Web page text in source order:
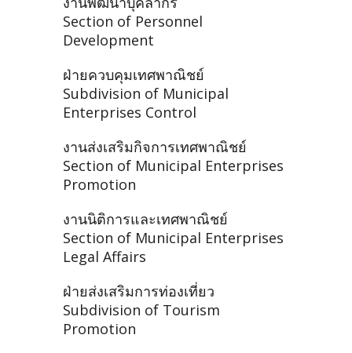
Section of Personnel
Development
ฝ่ายควบคุมเทศพาณิชย์
Subdivision of Municipal
Enterprises Control
งานส่งเสริมกิจการเทศพาณิชย์
Section of Municipal Enterprises
Promotion
งานนิติการและเทศพาณิชย์
Section of Municipal Enterprises
Legal Affairs
ฝ่ายส่งเสริมการท่องเที่ยว
Subdivision of Tourism
Promotion